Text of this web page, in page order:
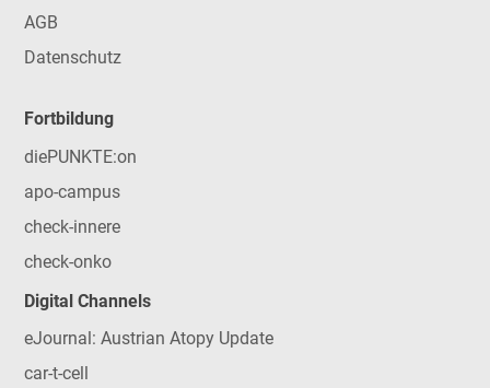
AGB
Datenschutz
Fortbildung
diePUNKTE:on
apo-campus
check-innere
check-onko
Digital Channels
eJournal: Austrian Atopy Update
car-t-cell